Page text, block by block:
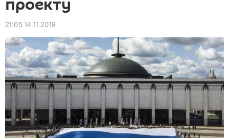
проекту
21:05 14.11.2018